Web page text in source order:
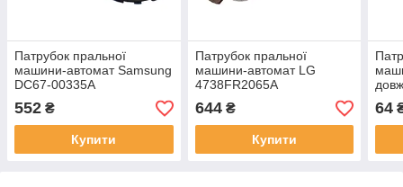
Патрубок пральної
машини-автомат Samsung
DC67-00335A
552 ₴
Купити
Патрубок пральної
машини-автомат LG
4738FR2065A
644₴
Купити
64